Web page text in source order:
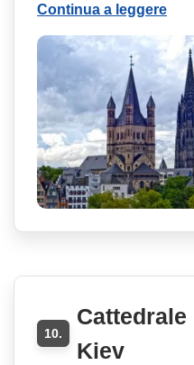
Continua a leggere
10.
Cattedrale
Kiev